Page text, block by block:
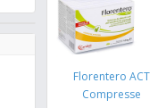
Florentero ACT
Compresse